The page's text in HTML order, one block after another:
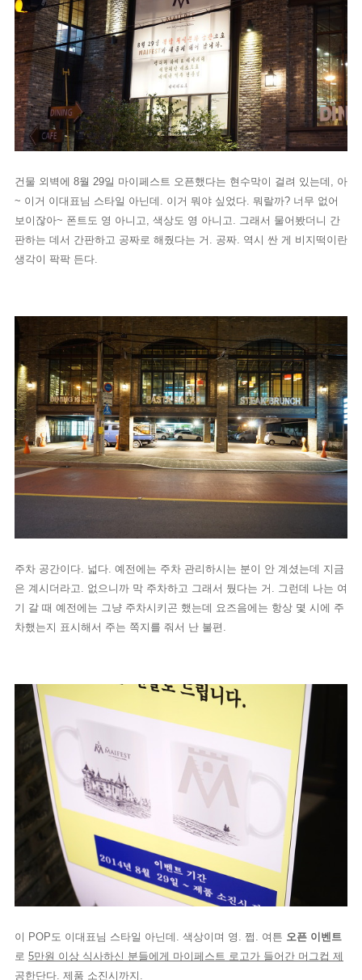
건물 외벽에 8월 29일 마이페스트 오픈했다는 현수막이 걸려 있는데, 아
~ 이거 이대표님 스타일 아닌데. 이거 뭐야 싶었다. 뭐랄까? 너무 없어
보이잖아~ 폰트도 영 아니고, 색상도 영 아니고. 그래서 물어봤더니 간
판하는 데서 간판하고 공짜로 해줬다는 거. 공짜. 역시 싼 게 비지떡이란
생각이 팍팍 든다.
주차 공간이다. 넓다. 예전에는 주차 관리하시는 분이 안 계셨는데 지금
은 계시더라고. 없으니까 막 주차하고 그래서 뒀다는 거. 그런데 나는 여
기 갈 때 예전에는 그냥 주차시키곤 했는데 요즈음에는 항상 몇 시에 주
차했는지 표시해서 주는 쪽지를 줘서 난 불편.
이 POP도 이대표님 스타일 아닌데. 색상이며 영. 쩝. 여튼 오픈 이벤트
로 5만원 이상 식사하신 분들에게 마이페스트 로고가 들어간 머그컵 제
공한단다. 제품 소진시까지.